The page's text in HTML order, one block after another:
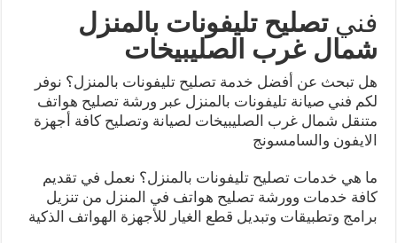
فنيتصليح تليفونات بالمنزل
شمال غرب الصليبيخات
هل تبحث عن أفضل خدمة تصليح تليفونات بالمنزل؟ نوفر
لكم فني صيانة تليفونات بالمنزل عبر ورشة تصليح هواتف
متنقل شمال غرب الصليبيخات لصيانة وتصليح كافة أجهزة
الايفون والسامسونج
ما هي خدمات تصليح تليفونات بالمنزل؟ نعمل في تقديم
كافة خدمات وورشة تصليح هواتف في المنزل من تنزيل
برامج وتطبيقات وتبديل قطع الغيار للأجهزة الهواتف الذكية